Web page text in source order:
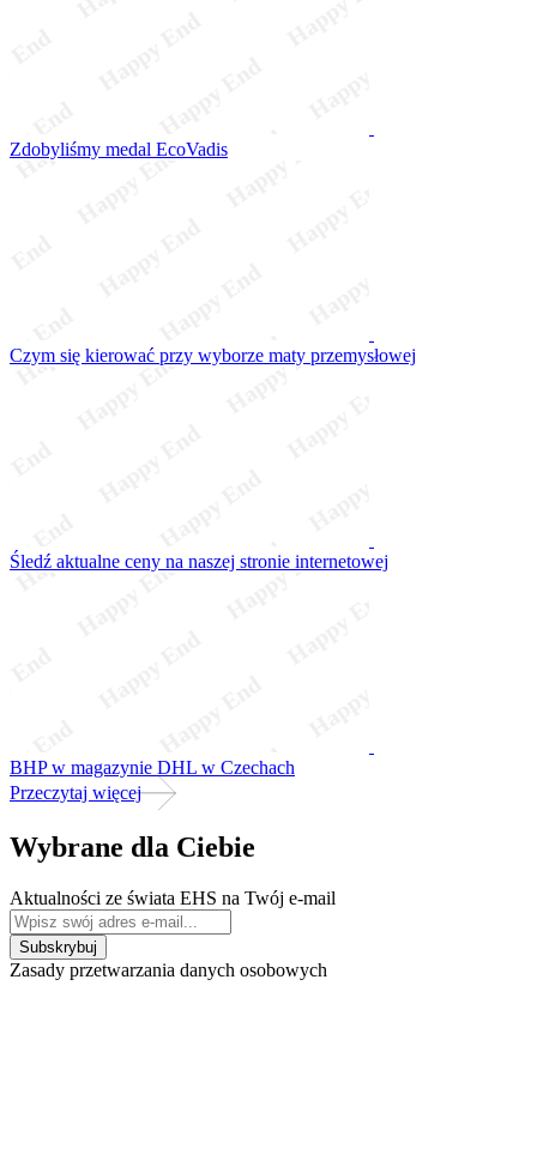
Zdobyliśmy medal EcoVadis
Czym się kierować przy wyborze maty przemysłowej
Śledź aktualne ceny na naszej stronie internetowej
BHP w magazynie DHL w Czechach
Przeczytaj więcej
Wybrane dla Ciebie
Aktualności ze świata EHS na Twój e-mail
Zasady przetwarzania danych osobowych